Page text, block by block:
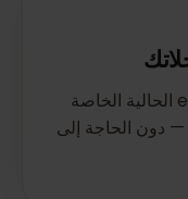
أضف وجهات جديدة إلى بطاقة eSIM الحالية الخاصة
بك من خلال لوحة تحكم eSIMFOX — دون الحاجة إلى